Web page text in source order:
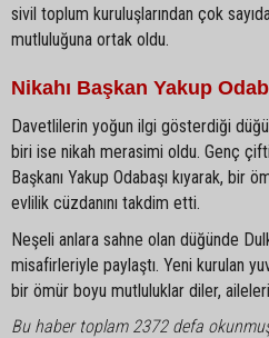
sivil toplum kuruluşlarından çok
mutluluğuna ortak oldu.
Nikahı Başkan Yakup
Davetlilerin yoğun ilgi gösterdiği
biri ise nikah merasimi oldu. Genç
Başkanı Yakup Odabaşı kıyarak, bir
evlilik cüzdanını takdim etti.
Neşeli anlara sahne olan düğünde
misafirleriyle paylaştı. Yeni kurulan
bir ömür boyu mutluluklar diler,
Bu haber toplam 2372 defa